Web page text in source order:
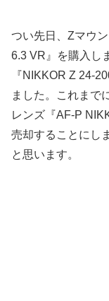
つい先日、Zマウ
6.3 VR』を購入し
『NIKKOR Z 24-
ました。これまで
レンズ『AF-P
売却することにし
と思います。